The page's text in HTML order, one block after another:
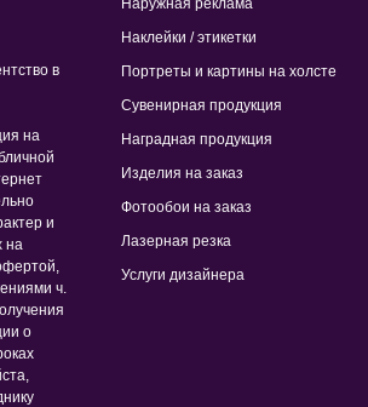
в
на
и
на
ч.
о
Наружная реклама
Наклейки / этикетки
Портреты и картины на холсте
Сувенирная продукция
Наградная продукция
Изделия на заказ
Фотообои на заказ
Лазерная резка
Услуги дизайнера